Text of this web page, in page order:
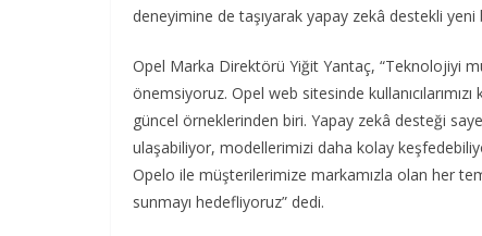
deneyimine de taşıyarak yapay zekâ destekli yeni
Opel Marka Direktörü Yiğit Yantaç, “Teknolojiyi
önemsiyoruz. Opel web sitesinde
güncel örneklerinden biri. Yapay zekâ desteği
ulaşabiliyor, modellerimizi daha kolay
Opelo ile müşterilerimize markamızla olan her
sunmayı hedefliyoruz” dedi.